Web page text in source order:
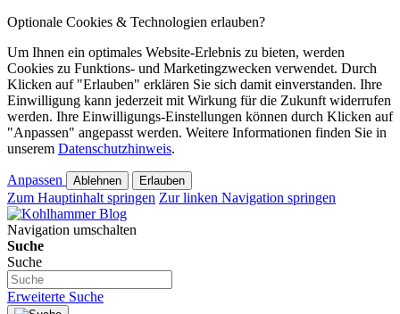
Optionale Cookies & Technologien erlauben?
Um Ihnen ein optimales Website-Erlebnis zu bieten, werden
Cookies zu Funktions- und Marketingzwecken verwendet. Durch
Klicken auf "Erlauben" erklären Sie sich damit einverstanden. Ihre
Einwilligung kann jederzeit mit Wirkung für die Zukunft widerrufen
werden. Ihre Einwilligungs-Einstellungen können durch Klicken auf
"Anpassen" angepasst werden. Weitere Informationen finden Sie in
unserem Datenschutzhinweis.
Anpassen Ablehnen Erlauben
Zum Hauptinhalt springen Zur linken Navigation springen
Navigation umschalten
Suche
Suche
Erweiterte Suche